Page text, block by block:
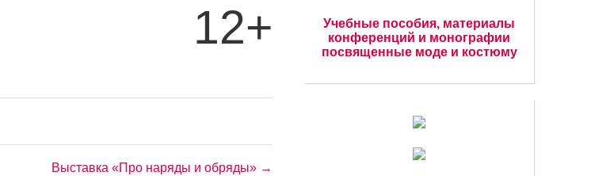
12+
Выставка «Про наряды и обряды» →
Учебные пособия, материалы
конференций и монографии
посвященные моде и костюму